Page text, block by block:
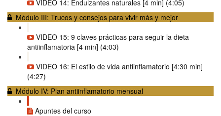
VIDEO 14: Endulzantes naturales [4 min] (4:05)
Módulo III: Trucos y consejos para vivir más y mejor
VIDEO 15: 9 claves prácticas para seguir la dieta
antiinflamatoria [4 min] (4:03)
VIDEO 16: El estilo de vida antiinflamatorio [4:30 min]
(4:27)
Módulo IV: Plan antiinflamatorio mensual
Apuntes del curso